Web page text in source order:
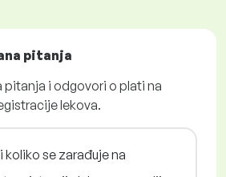
pitanja
i odgovori o plati na
lekova.
koliko se zarađuje na